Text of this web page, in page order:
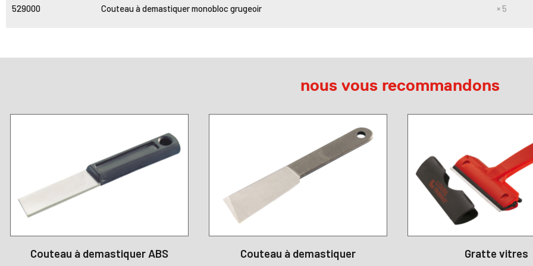
529000 Couteau à demastiquer monobloc grugeoir × 5
nous vous recommandons
Couteau à demastiquer ABS
Couteau à demastiquer
Gratte vitres